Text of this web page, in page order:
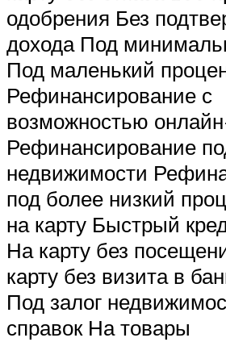
одобрения Без
дохода Под
Под маленький
Рефинансирование с
возможностью
Рефинансирование
недвижимости
под более низкий
на карту Быстрый
На карту без
карту без визита в
Под залог
справок На товары